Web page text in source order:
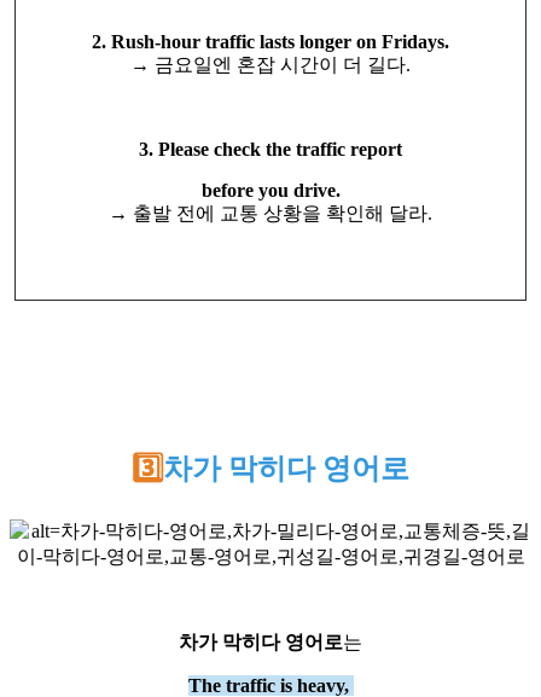
2. Rush-hour traffic lasts longer on Fridays.
→ 금요일엔 혼잡 시간이 더 길다.
3. Please check the traffic report
before you drive.
→ 출발 전에 교통 상황을 확인해 달라.
3️⃣차가 막히다 영어로
차가 막히다 영어로는
The traffic is heavy,